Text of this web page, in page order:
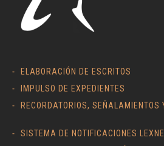
ELABORACIÓN DE ESCRITOS
IMPULSO DE EXPEDIENTES
RECORDATORIOS, SEÑALAMIENTOS
SISTEMA DE NOTIFICACIONES